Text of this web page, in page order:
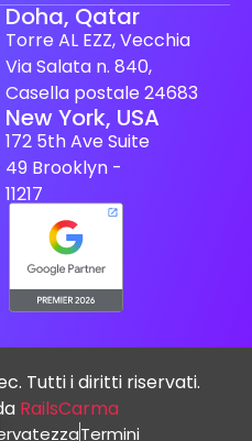
Doha, Qatar
Torre AL EZZ, Vecchia
Via Salata n. 840,
Casella postale 24683
New York, USA
172 5th Ave Suite
49 Brooklyn -
11217
Tutti i diritti riservati.
RailsCarma
Termini